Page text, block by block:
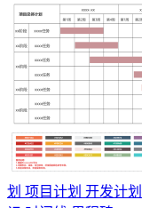
划 项目计划 开发计